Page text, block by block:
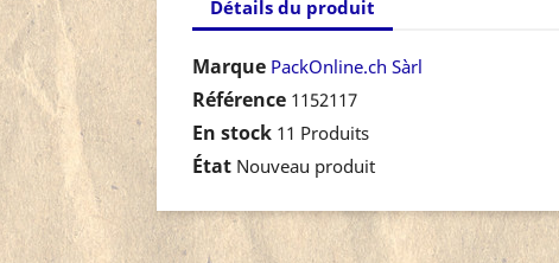
Détails du produit
Marque PackOnline.ch Sàrl
Référence 1152117
En stock 11 Produits
État Nouveau produit